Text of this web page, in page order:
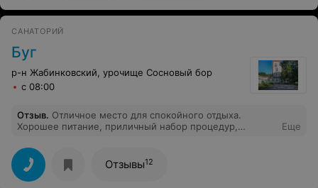
САНАТОРИЙ
Буг
р-н Жабинковский, урочище Сосновый бор
с 08:00
Отзыв. Отличное место для спокойного отдыха.
Хорошее питание, приличный набор процедур,
река, спортивная база). На реке можно хорошо
порыбачить с удочкой или спиннингом.
Еще
Отзывы12